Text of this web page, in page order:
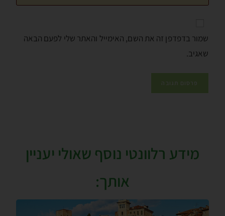
שמור בדפדפן זה את השם, האימייל והאתר שלי לפעם הבאה
שאגיב.
מידע רלוונטי נוסף שאולי יעניין
אותך: